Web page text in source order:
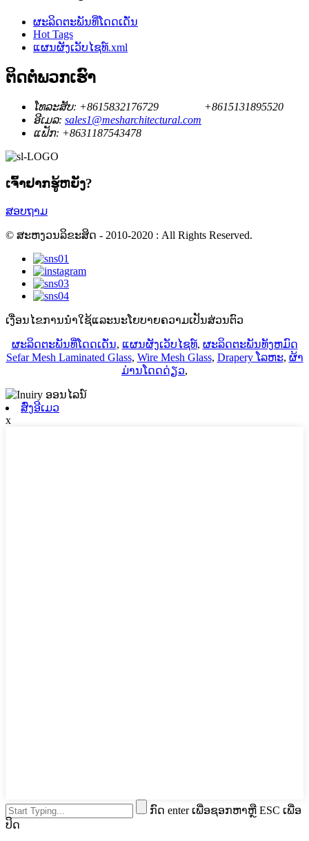
ຜະລິດຕະພັນທີ່ໂດດເດັ່ນ
Hot Tags
ແຜນຜັງເວັບໄຊທ໌.xml
ຕິດ​ຕໍ່​ພວກ​ເຮົາ
ໂທລະສັບ: +8615832176729
+8615131895520
ອີເມລ: sales1@mesharchitectural.com
ແຟັກ: +8631187543478
ເຈົ້າ​ຢາກ​ຮູ້​ຫຍັງ?
ສອບຖາມ
© ສະຫງວນລິຂະສິດ - 2010-2020 : All Rights Reserved.
ເງື່ອນໄຂການນໍາໃຊ້ແລະນະໂຍບາຍຄວາມເປັນສ່ວນຕົວ
ຜະລິດຕະພັນທີ່ໂດດເດັ່ນ, ແຜນຜັງເວັບໄຊທ໌, ຜະລິດຕະພັນທັງຫມົດ
Sefar Mesh Laminated Glass, Wire Mesh Glass, Drapery ໂລຫະ, ຜ້າ
ມ່ານໂດດດ່ຽວ,
ສົ່ງອີເມວ
x
ກົດ enter ເພື່ອຊອກຫາຫຼື ESC ເພື່ອ
ປິດ